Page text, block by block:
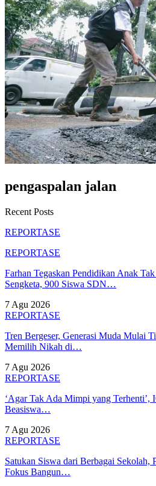
pengaspalan jalan
Recent Posts
REPORTASE
REPORTASE
Farhan Tegaskan Pendidikan Anak
Sengketa, 900 Siswa SDN…
7 Agu 2026
REPORTASE
Tren Bergeser, Generasi Muda Mulai
Memilih Nikah di…
7 Agu 2026
REPORTASE
‘Agar Tak Ada Mimpi yang Terhenti’,
Beasiswa…
7 Agu 2026
REPORTASE
Satukan Siswa dari Berbagai Sekolah,
Fokus Bangun…